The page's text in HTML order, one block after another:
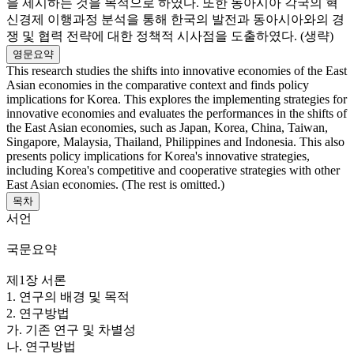
을 제시하는 것을 목적으로 하였다. 또한 동아시아 각국의 혁
신경제 이행과정 분석을 통해 한국의 발전과 동아시아와의 경
쟁 및 협력 전략에 대한 정책적 시사점을 도출하였다. (생략)
영문요약
This research studies the shifts into innovative economies of the East
Asian economies in the comparative context and finds policy
implications for Korea. This explores the implementing strategies for
innovative economies and evaluates the performances in the shifts of
the East Asian economies, such as Japan, Korea, China, Taiwan,
Singapore, Malaysia, Thailand, Philippines and Indonesia. This also
presents policy implications for Korea's innovative strategies,
including Korea's competitive and cooperative strategies with other
East Asian economies. (The rest is omitted.)
목차
서언
국문요약
제1장 서론
1. 연구의 배경 및 목적
2. 연구방법
가. 기존 연구 및 차별성
나. 연구방법